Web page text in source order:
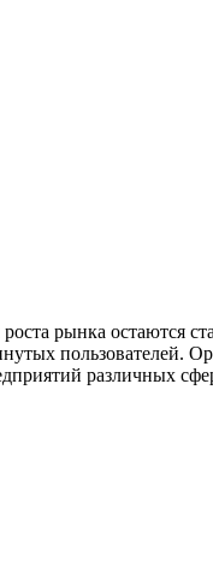
рынка остаются
пользователей.
различных